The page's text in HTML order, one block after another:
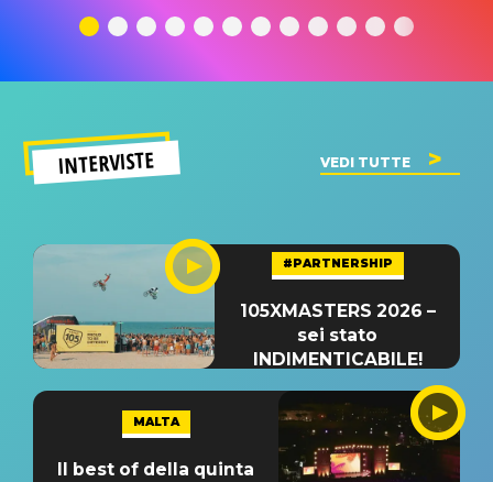
significato
del singolo
INTERVISTE VEDI TUTTE
#PARTNERSHIP
105XMASTERS 2026 –
sei stato
INDIMENTICABILE!
MALTA
Il best of della quinta